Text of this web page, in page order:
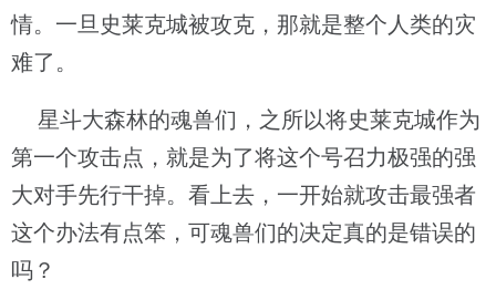
情。一旦史莱克城被攻克，那就是整个人类的灾
难了。
星斗大森林的魂兽们，之所以将史莱克城作为
第一个攻击点，就是为了将这个号召力极强的强
大对手先行干掉。看上去，一开始就攻击最强者
这个办法有点笨，可魂兽们的决定真的是错误的
吗？